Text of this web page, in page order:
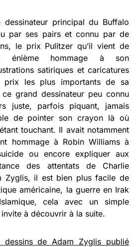
principal du Buffalo
par ses pairs et connu par de
le prix Pulitzer qu’il vient de
énième hommage à son
satiriques et caricatures
prix les plus importants de sa
grand dessinateur peu connu
juste, parfois piquant, jamais
de pointer son crayon là où
touchant. Il avait notamment
hommage à Robin Williams à
ou encore expliquer aux
des attentats de Charlie
Zyglis, il est bien plus facile de
américaine, la guerre en Irak
cela avec un simple
à découvrir à la suite.
dessins de Adam Zyglis publié